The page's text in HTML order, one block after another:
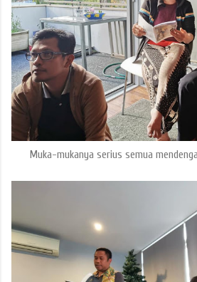
Muka-mukanya serius semua